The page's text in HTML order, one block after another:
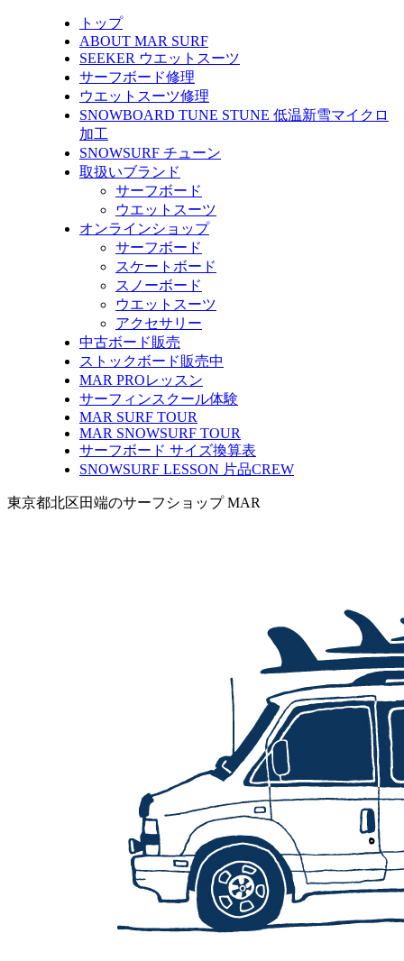
トップ
ABOUT MAR SURF
SEEKER ウエットスーツ
サーフボード修理
ウエットスーツ修理
SNOWBOARD TUNE STUNE 低温新雪マイクロ
加工
SNOWSURF チューン
取扱いブランド
サーフボード
ウエットスーツ
オンラインショップ
サーフボード
スケートボード
スノーボード
ウエットスーツ
アクセサリー
中古ボード販売
ストックボード販売中
MAR PROレッスン
サーフィンスクール体験
MAR SURF TOUR
MAR SNOWSURF TOUR
サーフボード サイズ換算表
SNOWSURF LESSON 片品CREW
東京都北区田端のサーフショップ MAR